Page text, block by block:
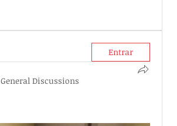
Entrar
General Discussions